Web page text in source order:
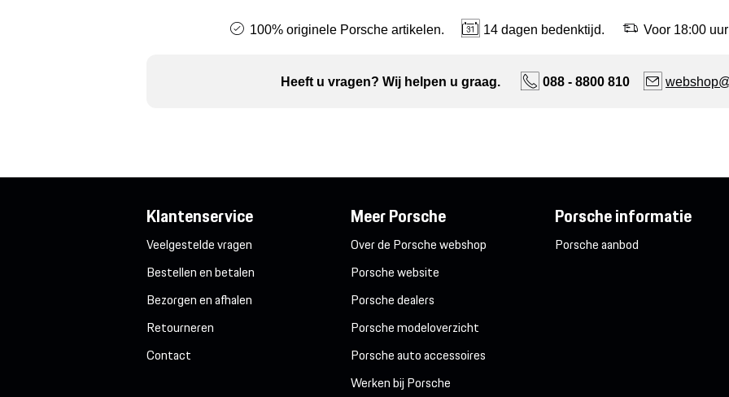
100% originele Porsche artikelen. 14 dagen bedenktijd. Voor 18:00
Heeft u vragen? Wij helpen u graag. 088 - 8800 810
Klantenservice
Veelgestelde vragen
Bestellen en betalen
Bezorgen en afhalen
Retourneren
Contact
Meer Porsche
Over de Porsche webshop
Porsche website
Porsche dealers
Porsche modeloverzicht
Porsche auto accessoires
Werken bij Porsche
Porsche informatie
Porsche aanbod